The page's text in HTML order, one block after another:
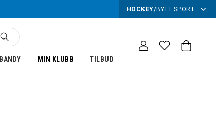
HOCKEY/BYTT SPORT
BANDY MIN KLUBB TILBUD